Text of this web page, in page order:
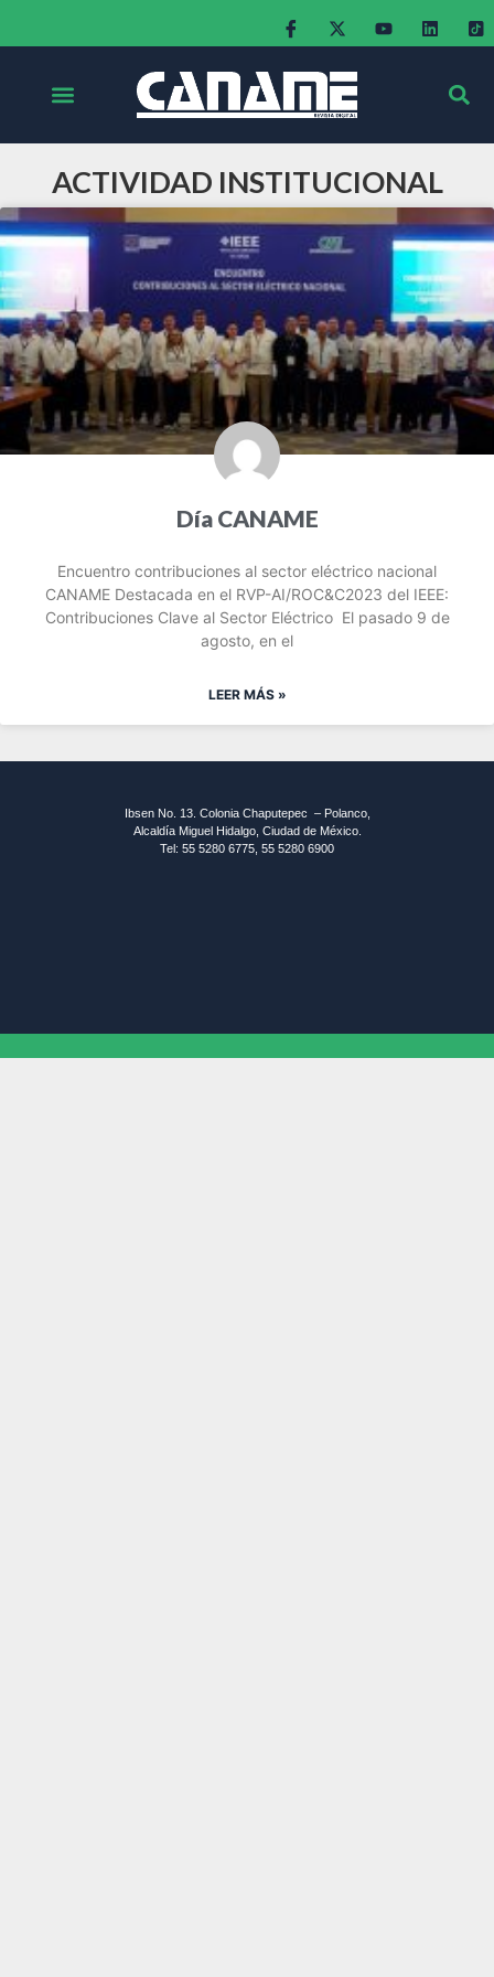
ACTIVIDAD INSTITUCIONAL
Día CANAME
Encuentro contribuciones al sector eléctrico nacional
CANAME Destacada en el RVP-AI/ROC&C2023 del IEEE:
Contribuciones Clave al Sector Eléctrico El pasado 9 de
agosto, en el
LEER MÁS »
Ibsen No. 13. Colonia Chaputepec – Polanco,
Alcaldía Miguel Hidalgo, Ciudad de México.
Tel: 55 5280 6775, 55 5280 6900